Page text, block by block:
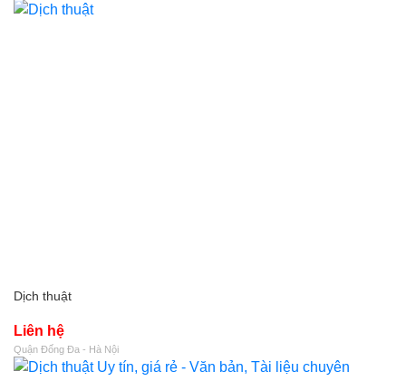
Dịch thuật
Liên hệ
Quận Đống Đa - Hà Nội